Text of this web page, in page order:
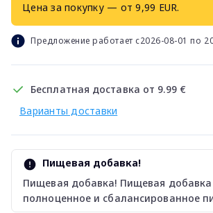
Цена за покупку — от 9,99 EUR.
Предложение работает с2026-08-01 по
Бесплатная доставка от 9.99 €
Варианты доставки
Пищевая добавка!
Пищевая добавка! Пищевая добавка
полноценное и сбалансированное